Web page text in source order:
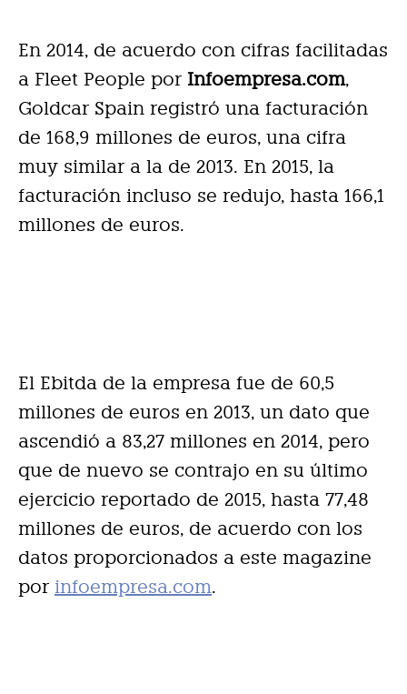
En 2014, de acuerdo con cifras facilitadas
a Fleet People por Infoempresa.com,
Goldcar Spain registró una facturación
de 168,9 millones de euros, una cifra
muy similar a la de 2013. En 2015, la
facturación incluso se redujo, hasta 166,1
millones de euros.
El Ebitda de la empresa fue de 60,5
millones de euros en 2013, un dato que
ascendió a 83,27 millones en 2014, pero
que de nuevo se contrajo en su último
ejercicio reportado de 2015, hasta 77,48
millones de euros, de acuerdo con los
datos proporcionados a este magazine
por infoempresa.com.